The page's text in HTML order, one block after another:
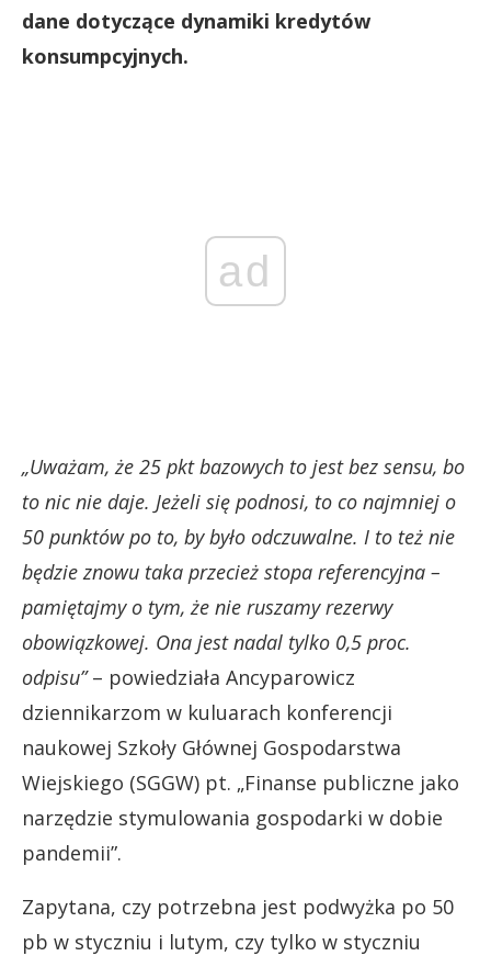
dane dotyczące dynamiki kredytów
konsumpcyjnych.
ad
„Uważam, że 25 pkt bazowych to jest bez sensu, bo
to nic nie daje. Jeżeli się podnosi, to co najmniej o
50 punktów po to, by było odczuwalne. I to też nie
będzie znowu taka przecież stopa referencyjna –
pamiętajmy o tym, że nie ruszamy rezerwy
obowiązkowej. Ona jest nadal tylko 0,5 proc.
odpisu”– powiedziała Ancyparowicz
dziennikarzom w kuluarach konferencji
naukowej Szkoły Głównej Gospodarstwa
Wiejskiego (SGGW) pt. „Finanse publiczne jako
narzędzie stymulowania gospodarki w dobie
pandemii”.
Zapytana, czy potrzebna jest podwyżka po 50
pb w styczniu i lutym, czy tylko w styczniu